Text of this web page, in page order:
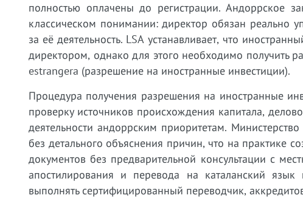
полностью оплачены до регистрации. Андоррское
классическом понимании: директор обязан реально
за её деятельность. LSA устанавливает, что
директором, однако для этого необходимо получить
estrangera (разрешение на иностранные инвестиции).
Процедура получения разрешения на иностранные
проверку источников происхождения капитала,
деятельности андоррским приоритетам.
без детального объяснения причин, что на практике
документов без предварительной консультации с
апостилирования и перевода на каталанский
выполнять сертифицированный переводчик,